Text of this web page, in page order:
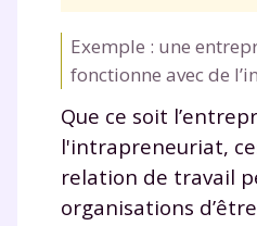
Exemple : une
fonctionne avec de
Que ce soit
l'intrapreneuriat,
relation de travail
organisations
Envie de
et de
année